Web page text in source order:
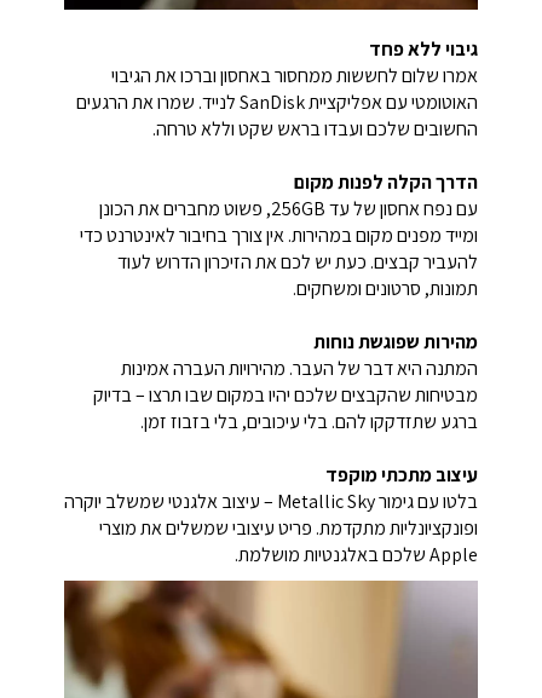
גיבוי ללא פחד
אמרו שלום לחששות ממחסור באחסון וברכו את הגיבוי
האוטומטי עם אפליקציית SanDisk לנייד. שמרו את הרגעים
החשובים שלכם ועבדו בראש שקט וללא טרחה.
הדרך הקלה לפנות מקום
עם נפח אחסון של עד ‎256GB‎, פשוט מחברים את הכונן
ומייד מפנים מקום במהירות. אין צורך בחיבור לאינטרנט כדי
להעביר קבצים. כעת יש לכם את הזיכרון הדרוש לעוד
תמונות, סרטונים ומשחקים.
מהירות שפוגשת נוחות
המתנה היא דבר של העבר. מהירויות העברה אמינות
מבטיחות שהקבצים שלכם יהיו במקום שבו תרצו – בדיוק
ברגע שתזדקקו להם. בלי עיכובים, בלי בזבוז זמן.
עיצוב מתכתי מוקפד
בלטו עם גימור Metallic Sky – עיצוב אלגנטי שמשלב יוקרה
ופונקציונליות מתקדמת. פריט עיצובי שמשלים את מוצרי
Apple שלכם באלגנטיות מושלמת.